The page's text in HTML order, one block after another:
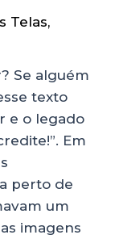
Telas,
Se alguém
texto
e o legado
Em
perto de
um
imagens